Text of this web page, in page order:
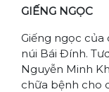
GIẾNG NGỌC
Giếng ngọc
núi Bái Đính.
Nguyễn Minh
chữa bệnh cho